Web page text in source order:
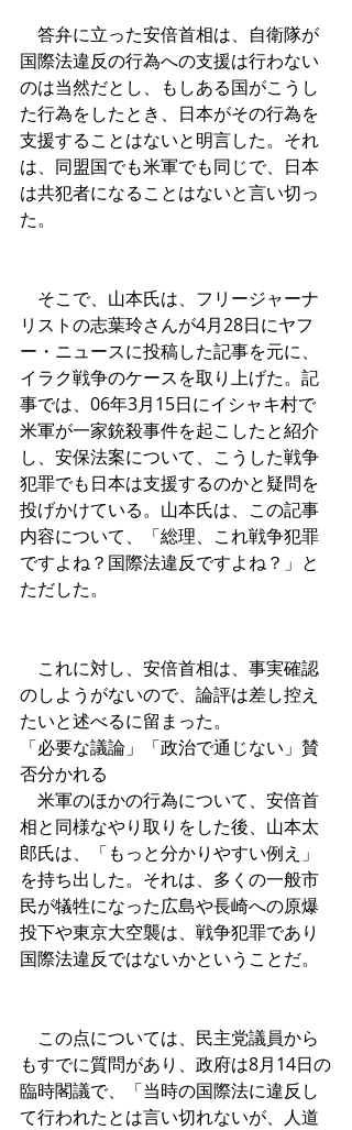
答弁に立った安倍首相は、自衛隊が
国際法違反の行為への支援は行わない
のは当然だとし、もしある国がこうし
た行為をしたとき、日本がその行為を
支援することはないと明言した。それ
は、同盟国でも米軍でも同じで、日本
は共犯者になることはないと言い切っ
た。
そこで、山本氏は、フリージャーナ
リストの志葉玲さんが4月28日にヤフ
ー・ニュースに投稿した記事を元に、
イラク戦争のケースを取り上げた。記
事では、06年3月15日にイシャキ村で
米軍が一家銃殺事件を起こしたと紹介
し、安保法案について、こうした戦争
犯罪でも日本は支援するのかと疑問を
投げかけている。山本氏は、この記事
内容について、「総理、これ戦争犯罪
ですよね？国際法違反ですよね？」と
ただした。
これに対し、安倍首相は、事実確認
のしようがないので、論評は差し控え
たいと述べるに留まった。
「必要な議論」「政治で通じない」賛
否分かれる
米軍のほかの行為について、安倍首
相と同様なやり取りをした後、山本太
郎氏は、「もっと分かりやすい例え」
を持ち出した。それは、多くの一般市
民が犠牲になった広島や長崎への原爆
投下や東京大空襲は、戦争犯罪であり
国際法違反ではないかということだ。
この点については、民主党議員から
もすでに質問があり、政府は8月14日の
臨時閣議で、「当時の国際法に違反し
て行われたとは言い切れないが、人道